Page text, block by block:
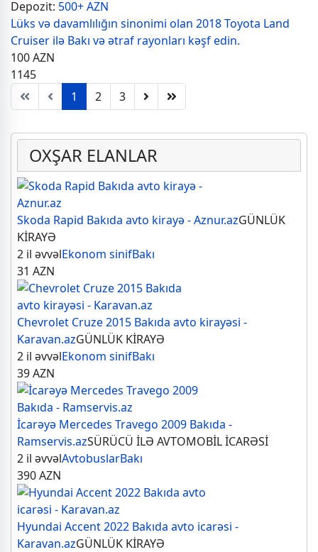
Depozit: 500+ AZN
Lüks və davamlılığın sinonimi olan 2018 Toyota Land
Cruiser ilə Bakı və ətraf rayonları kəşf edin.
100AZN
1145
1
2 3
OXŞAR ELANLAR
Skoda Rapid Bakıda avto kirayə - Aznur.azGÜNLÜK
KİRAYƏ
2 il əvvəlEkonom sinifBakı
31 AZN
Chevrolet Cruze 2015 Bakıda avto kirayəsi -
Karavan.azGÜNLÜK KİRAYƏ
2 il əvvəlEkonom sinifBakı
39AZN
İcarəyə Mercedes Travego 2009 Bakıda -
Ramservis.azSÜRÜCÜ İLƏ AVTOMOBİL İCARƏSİ
2 il əvvəlAvtobuslarBakı
390AZN
Hyundai Accent 2022 Bakıda avto icarəsi -
Karavan.azGÜNLÜK KİRAYƏ